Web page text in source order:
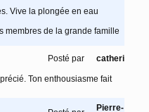
Vive la plongée en eau
membres de la grande famille
Posté par catherine
Ton enthousiasme fait
Pierre-